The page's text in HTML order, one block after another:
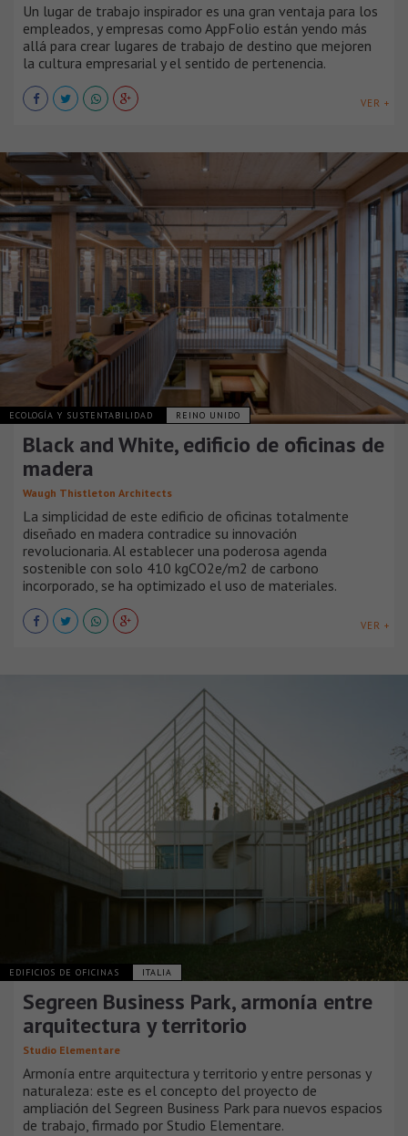
Un lugar de trabajo inspirador es una gran ventaja para los
empleados, y empresas como AppFolio están yendo más
allá para crear lugares de trabajo de destino que mejoren
la cultura empresarial y el sentido de pertenencia.
VER +
ECOLOGÍA Y SUSTENTABILIDAD REINO UNIDO
Black and White, edificio de oficinas de
madera
Waugh Thistleton Architects
La simplicidad de este edificio de oficinas totalmente
diseñado en madera contradice su innovación
revolucionaria. Al establecer una poderosa agenda
sostenible con solo 410 kgCO2e/m2 de carbono
incorporado, se ha optimizado el uso de materiales.
VER +
EDIFICIOS DE OFICINAS ITALIA
Segreen Business Park, armonía entre
arquitectura y territorio
Studio Elementare
Armonía entre arquitectura y territorio y entre personas y
naturaleza: este es el concepto del proyecto de
ampliación del Segreen Business Park para nuevos espacios
de trabajo, firmado por Studio Elementare.